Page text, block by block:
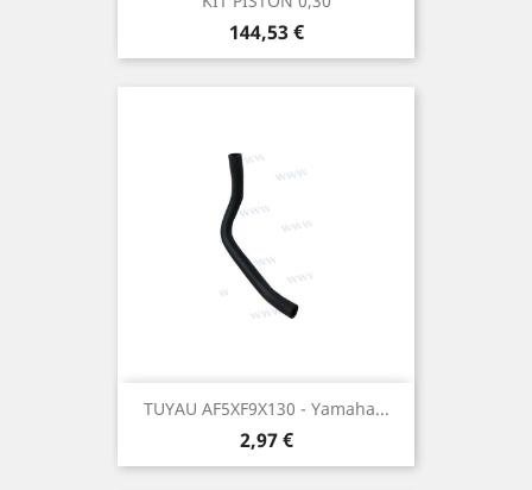
Prix
144,53 €
TUYAU AF5XF9X130 - Yamaha...
Prix
2,97 €